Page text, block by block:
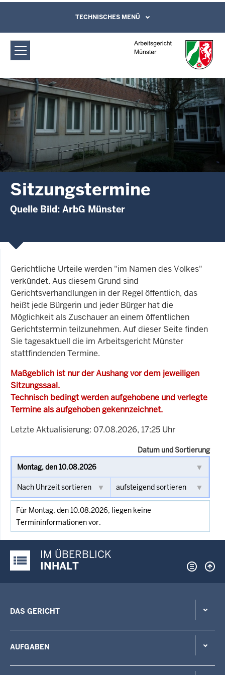
Arbeitsgericht Münster:
Sitzungstermine
Direkt zum Inhalt
Leichte Sprache, Gebärdensprachenvideo
und Kontaktformular
TECHNISCHES MENÜ
Sitzungstermine
Quelle Bild: ArbG Münster
Gerichtliche Urteile werden "im Namen des Volkes"
verkündet. Aus diesem Grund sind
Gerichtsverhandlungen in der Regel öffentlich, das
heißt jede Bürgerin und jeder Bürger hat die
Möglichkeit als Zuschauer an einem öffentlichen
Gerichtstermin teilzunehmen. Auf dieser Seite finden
Sie tagesaktuell die im Arbeitsgericht Münster
stattfindenden Termine.
Maßgeblich ist nur der Aushang vor dem jeweiligen
Sitzungssaal.
Technisch bedingt werden aufgehobene und verlegte
Termine als aufgehoben gekennzeichnet.
Letzte Aktualisierung: 07.08.2026, 17:25 Uhr
Datum und Sortierung
Für Montag, den 10.08.2026, liegen keine
Termininformationen vor.
Justiz-Portal im Überblick:
IM ÜBERBLICK
INHALT
DAS GERICHT
AUFGABEN